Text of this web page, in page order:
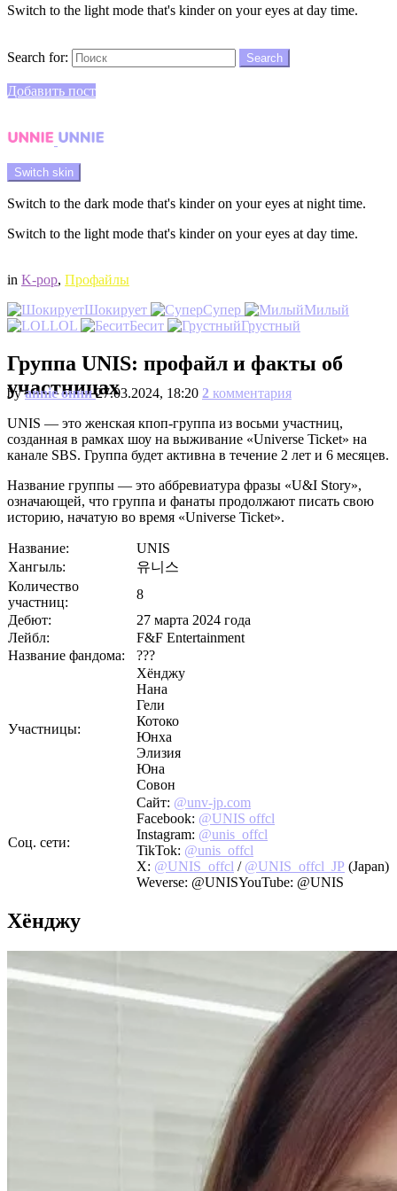
Switch to the light mode that's kinder on your eyes at day time.
Search for:
Search
Добавить пост
Switch skin
Switch to the dark mode that's kinder on your eyes at night time.
Switch to the light mode that's kinder on your eyes at day time.
in K-pop, Профайлы
Шокирует
Супер
Милый
LOL
Бесит Грустный
Группа UNIS: профайл и факты об
участницах
by annie онни 27.03.2024, 18:20 2 комментария
UNIS — это женская кпоп-группа из восьми участниц,
созданная в рамках шоу на выживание «Universe Ticket» на
канале SBS. Группа будет активна в течение 2 лет и 6 месяцев.
Название группы — это аббревиатура фразы «U&I Story»,
означающей, что группа и фанаты продолжают писать свою
историю, начатую во время «Universe Ticket».
Название:
UNIS
Хангыль:
유니스
Количество
участниц:
8
Дебют:
27 марта 2024 года
Лейбл:
F&F Entertainment
Название фандома:
???
Участницы:
Хёнджу
Нана
Гели
Котоко
Юнха
Элизия
Юна
Совон
Соц. сети:
Сайт: @unv-jp.com
Facebook: @UNIS offcl
Instagram: @unis_offcl
TikTok: @unis_offcl
X: @UNIS_offcl / @UNIS_offcl_JP (Japan)
Weverse: @UNISYouTube: @UNIS
Хёнджу